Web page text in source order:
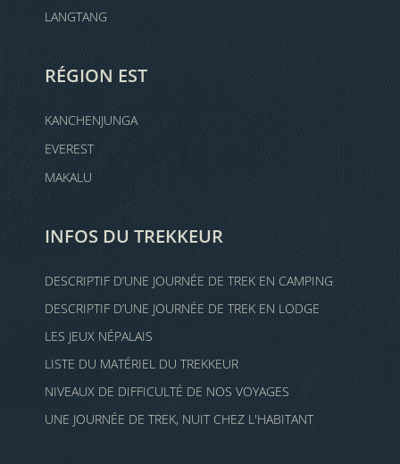
LANGTANG
RÉGION EST
KANCHENJUNGA
EVEREST
MAKALU
INFOS DU TREKKEUR
DESCRIPTIF D’UNE JOURNÉE DE TREK EN CAMPING
DESCRIPTIF D’UNE JOURNÉE DE TREK EN LODGE
LES JEUX NÉPALAIS
LISTE DU MATÉRIEL DU TREKKEUR
NIVEAUX DE DIFFICULTÉ DE NOS VOYAGES
UNE JOURNÉE DE TREK, NUIT CHEZ L'HABITANT